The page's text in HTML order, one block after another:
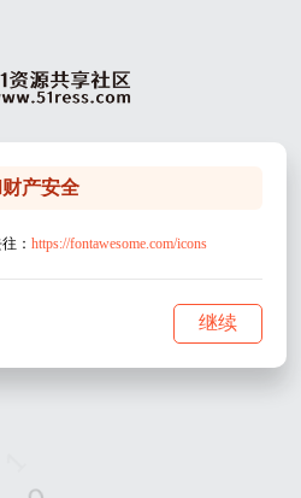
产安全
： https://fontawesome.com/icons
继续